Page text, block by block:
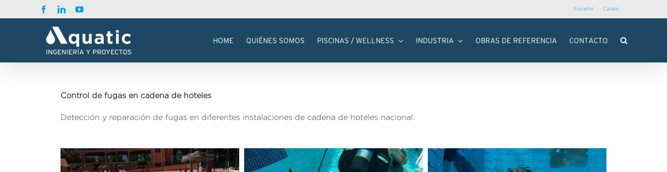
al
FacebookLinkedInYouTube Español Català
HOME QUIÉNES SOMOS PISCINAS / WELLNESS INDUSTRIA OBRAS DE REFERENCIA CONTACTO
Control de fugas en cadena de hoteles
Detección y reparación de fugas en diferentes instalaciones de cadena de hoteles nacional.